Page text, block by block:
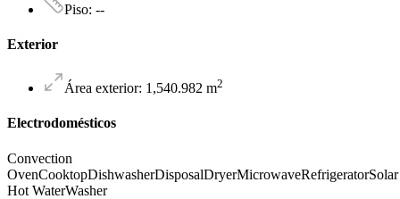
Piso: --
Exterior
Área exterior: 1,540.982 m2
Electrodomésticos
Convection
OvenCooktopDishwasherDisposalDryerMicrowaveRefrigeratorSolar
Hot WaterWasher